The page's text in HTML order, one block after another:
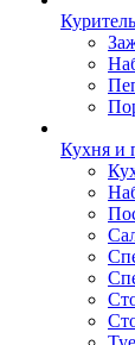
Кухня и